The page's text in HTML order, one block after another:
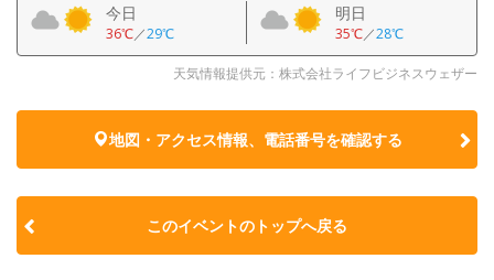
今日
36℃／29℃
明日
35℃／28℃
天気情報提供元：株式会社ライフビジネスウェザー
地図・アクセス情報、電話番号を確認する
このイベントのトップへ戻る